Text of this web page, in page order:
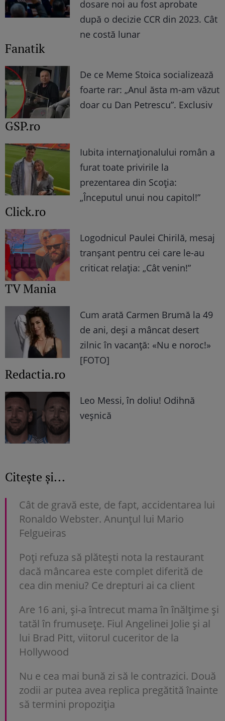
dosare noi au fost aprobate
după o decizie CCR din 2023. Cât
ne costă lunar
Fanatik
De ce Meme Stoica socializează
foarte rar: „Anul ăsta m-am văzut
doar cu Dan Petrescu”. Exclusiv
GSP.ro
Iubita internaționalului român a
furat toate privirile la
prezentarea din Scoția:
„Începutul unui nou capitol!”
Click.ro
Logodnicul Paulei Chirilă, mesaj
tranșant pentru cei care le-au
criticat relația: „Cât venin!”
TV Mania
Cum arată Carmen Brumă la 49
de ani, deși a mâncat desert
zilnic în vacanță: «Nu e noroc!»
[FOTO]
Redactia.ro
Leo Messi, în doliu! Odihnă
veșnică
Citește și...
Cât de gravă este, de fapt, accidentarea lui
Ronaldo Webster. Anunțul lui Mario
Felgueiras
Poți refuza să plătești nota la restaurant
dacă mâncarea este complet diferită de
cea din meniu? Ce drepturi ai ca client
Are 16 ani, și-a întrecut mama în înălțime și
tatăl în frumusețe. Fiul Angelinei Jolie și al
lui Brad Pitt, viitorul cuceritor de la
Hollywood
Nu e cea mai bună zi să le contrazici. Două
zodii ar putea avea replica pregătită înainte
să termini propoziția